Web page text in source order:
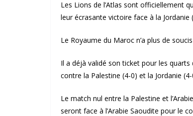
Les Lions de l’Atlas sont officiellement
leur écrasante victoire face à la
Le Royaume du Maroc n’a plus de
Il a déjà validé son ticket pour les
contre la Palestine (4-0) et la Jordanie (4-
Le match nul entre la Palestine et
seront face à l’Arabie Saoudite pour le